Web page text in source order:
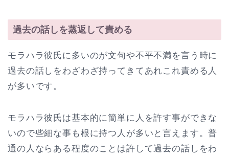
過去の話しを蒸返して責める
モラハラ彼氏に多いのが文句や不平不満を言う時に
過去の話しをわざわざ持ってきてあれこれ責める人
が多いです。
モラハラ彼氏は基本的に簡単に人を許す事ができな
いので些細な事も根に持つ人が多いと言えます。普
通の人ならある程度のことは許して過去の話しをわ
運営者
恋愛・夫婦